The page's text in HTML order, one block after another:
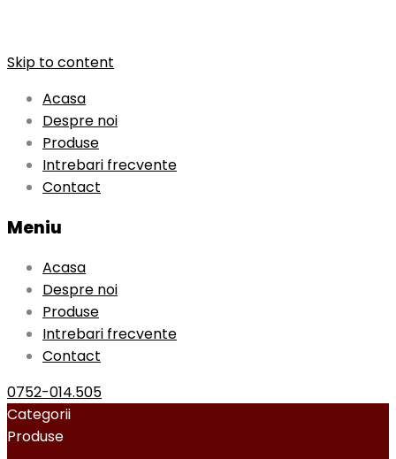
Skip to content
Acasa
Despre noi
Produse
Intrebari frecvente
Contact
Meniu
Acasa
Despre noi
Produse
Intrebari frecvente
Contact
0752-014.505
Categorii
Produse